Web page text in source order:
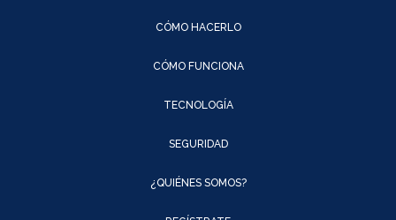
CÓMO HACERLO
CÓMO FUNCIONA
TECNOLOGÍA
SEGURIDAD
¿QUIÉNES SOMOS?